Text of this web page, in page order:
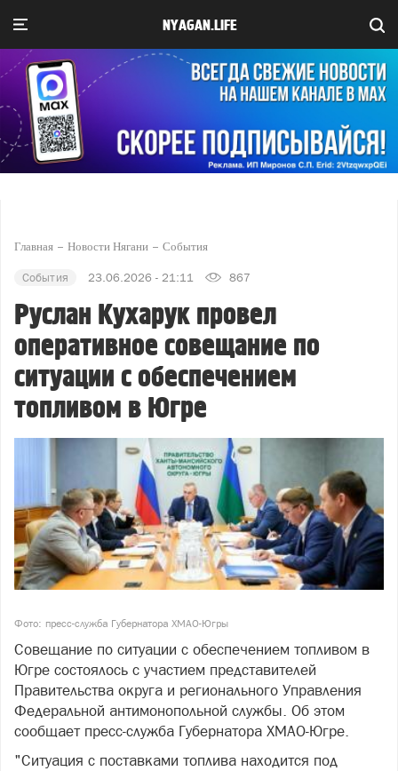
NYAGAN.LIFE
Главная Новости Нягани События
События 23.06.2026 - 21:11 867
Руслан Кухарук провел
оперативное совещание по
ситуации с обеспечением
топливом в Югре
Фото: пресс-служба Губернатора ХМАО-Югры
Совещание по ситуации с обеспечением топливом в
Югре состоялось с участием представителей
Правительства округа и регионального Управления
Федеральной антимонопольной службы. Об этом
сообщает пресс-служба Губернатора ХМАО-Югре.
"Ситуация с поставками топлива находится под